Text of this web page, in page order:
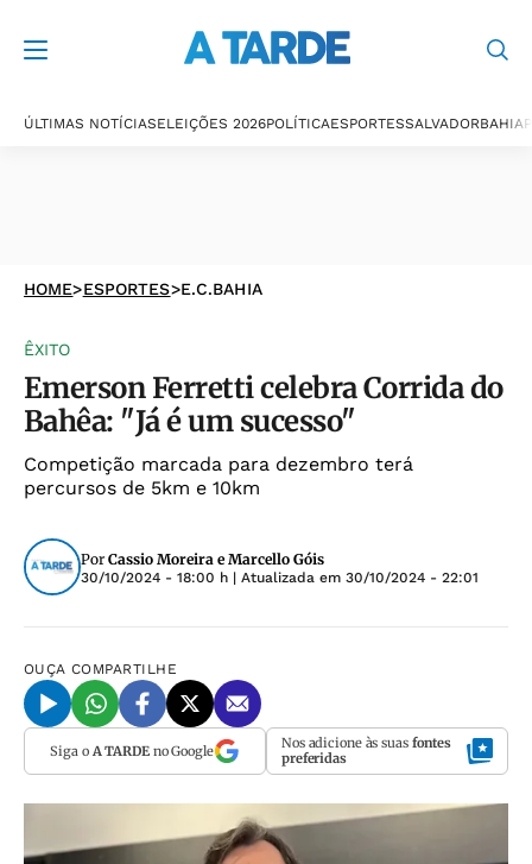
ÚLTIMAS NOTÍCIASELEIÇÕES 2026POLÍTICAESPORTESSALVADORBAHIA
HOME>ESPORTES>E.C.BAHIA
ÊXITO
Emerson Ferretti celebra Corrida do
Bahêa: "Já é um sucesso"
Competição marcada para dezembro terá
percursos de 5km e 10km
Por Cassio Moreira e Marcello Góis
30/10/2024 - 18:00 h | Atualizada em 30/10/2024 - 22:01
OUÇA COMPARTILHE
Siga o A TARDEno Google Nos adicione às suas fontes
preferidas